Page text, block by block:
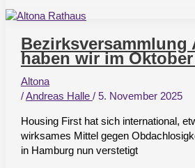
–
haben
wir
erreicht
Bezirksversammlung
haben wir im
Altona
/Andreas Halle / 5. November 2025
Housing First hat sich international,
wirksames Mittel gegen
in Hamburg nun verstetigt